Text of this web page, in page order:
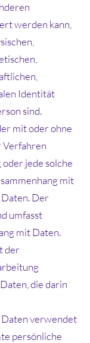
werden kann,
Identität
sind.
mit oder ohne
jede solche
mit
Der
umfasst
mit Daten.
der
die darin
verwendet
persönliche